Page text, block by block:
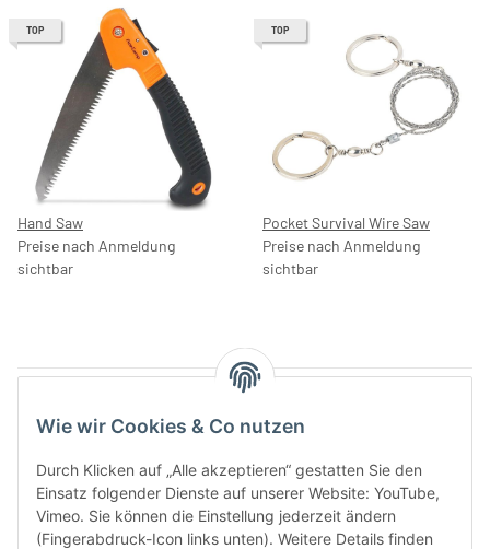
Wie wir Cookies & Co nutzen
Durch Klicken auf „Alle akzeptieren“ gestatten Sie den
Einsatz folgender Dienste auf unserer Website: YouTube,
Vimeo. Sie können die Einstellung jederzeit ändern
(Fingerabdruck-Icon links unten). Weitere Details finden
TOP
Hand Saw
Preise nach Anmeldung
sichtbar
TOP
Pocket Survival Wire Saw
Preise nach Anmeldung
sichtbar
Artikel 1 - 4 von 4
Kategorien